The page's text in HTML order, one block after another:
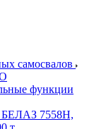
самосвалов
функции
БЕЛАЗ 7558H,